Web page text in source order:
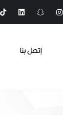
إتصل بنا